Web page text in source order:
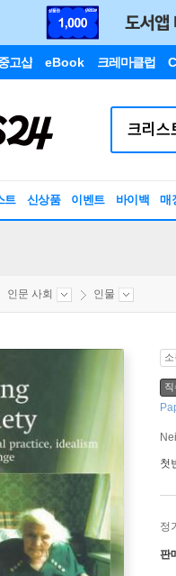
고샵 eBook 크레마클럽
트 신상품 이벤트 바이백 매
인문 사회 인물
첫
정
판